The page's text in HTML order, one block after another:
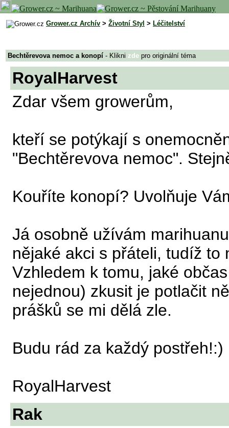
Grower.cz Archív > Životní Styl > Léčitelství
Bechtěrevova nemoc a konopí - Klikni zde pro originální téma
RoyalHarvest
Zdar všem growerům,
kteří se potýkají s
"Bechtěrevova nemoc".
Kouříte konopí? Uvolňuje
Já osobně užívám
nějaké akci s přáteli, tudíž to
Vzhledem k tomu, jaké
nejednou) zkusit je potlačit
prášků se mi dělá zle.
Budu rád za každý postřeh!:)
RoyalHarvest
Rak